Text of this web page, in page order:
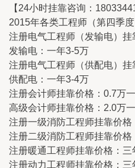
【24小时挂靠咨询：
2015年各类工程师（第四季
注册电气工程师（发输电）
发输电：一年3-5万
注册电气工程师（供配电）
供配电：一年3-4万
注册会计师挂靠价格：0.7万
高级会计师挂靠价格：2.0万
注册一级消防工程师挂靠价
注册二级消防工程师挂靠价格
注册暖通工程师挂靠价格：三
注册动力工程师挂靠价格：三